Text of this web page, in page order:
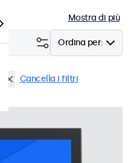
Mostra di più
Ordina per:
Cancella i filtri